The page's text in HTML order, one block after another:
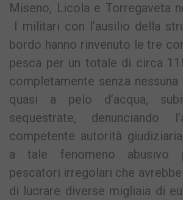
Miseno, Licola e Torregaveta
I militari con l’ausilio della
bordo hanno rinvenuto le tre
pesca per un totale di circa
completamente senza nessuna
quasi a pelo d’acqua,
sequestrate, denunciando
competente autorità
a tale fenomeno abusivo
pescatori irregolari che
di lucrare diverse migliaia di